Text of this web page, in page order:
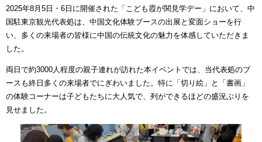
2025年8月5日・6日に開催された「こども霞が関見学デー」において、中
国駐東京観光代表処は、中国文化体験ブースの出展と変面ショーを行
い、多くの来場者の皆様に中国の伝統文化の魅力を体感していただきま
した。
両日で約3000人程度の親子連れが訪れた本イベントでは、当代表処のブ
ースも終日多くの来場者でにぎわいました。特に「切り絵」と「書画」
の体験コーナーは子どもたちに大人気で、列ができるほどの盛況ぶりを
見せました。